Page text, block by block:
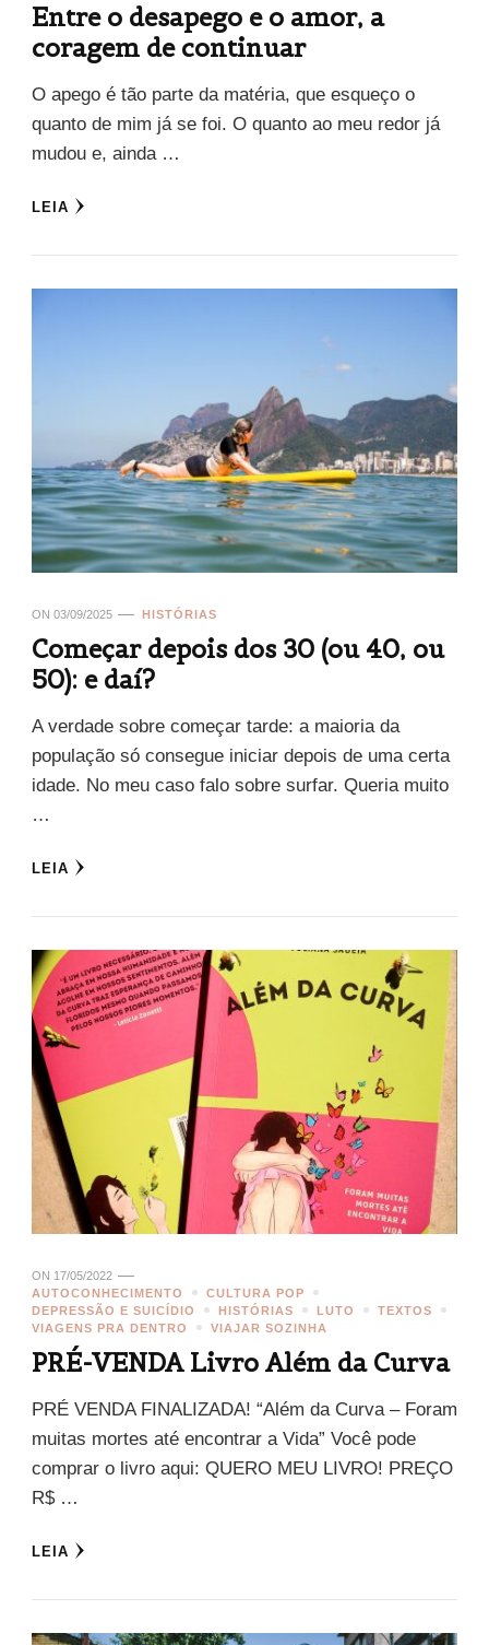
Entre o desapego e o amor, a
coragem de continuar
O apego é tão parte da matéria, que esqueço o
quanto de mim já se foi. O quanto ao meu redor já
mudou e, ainda …
LEIA
ON 03/09/2025 HISTÓRIAS
Começar depois dos 30 (ou 40, ou
50): e daí?
A verdade sobre começar tarde: a maioria da
população só consegue iniciar depois de uma certa
idade. No meu caso falo sobre surfar. Queria muito
…
LEIA
ON 17/05/2022
AUTOCONHECIMENTO
CULTURA POP
DEPRESSÃO E SUICÍDIO
HISTÓRIAS LUTO
TEXTOS
VIAGENS PRA DENTRO
VIAJAR SOZINHA
PRÉ-VENDA Livro Além da Curva
PRÉ VENDA FINALIZADA! “Além da Curva – Foram
muitas mortes até encontrar a Vida” Você pode
comprar o livro aqui: QUERO MEU LIVRO! PREÇO
R$ …
LEIA